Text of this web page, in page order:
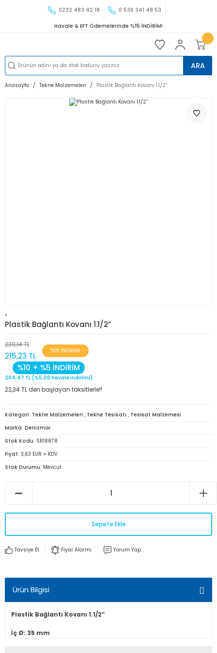
0232 483 42 18 0 536 341 48 53
Havale & EFT Ödemelerinde %15 İNDİRİM!
ARA
Anasayfa Tekne Malzemeleri Plastik Bağlantı Kovanı 1.1/2”
<
Plastik Bağlantı Kovanı 1.1/2”
239,14 TL
215,23 TL
%10 İNDİRİM
%10 + %5 İNDİRİM
204,47 TL (%5,00 havale indirimi)
22,34 TL den başlayan taksitlerle!!
Kategori Tekne Malzemeleri , Tekne Tesisatı , Tesisat Malzemesi
Marka Denizmar
Stok Kodu SR18878
Fiyat 3,63 EUR + KDV
Stok Durumu Mevcut
Sepete Ekle
Tavsiye Et Fiyar Alarmı Yorum Yap
Ürün Bilgisi
Plastik Bağlantı Kovanı 1.1/2”
İç Ø: 35 mm